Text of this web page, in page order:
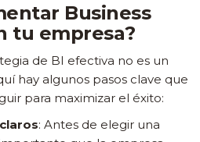
Business
tu empresa?
de BI efectiva no es un
hay algunos pasos clave que
para maximizar el éxito:
: Antes de elegir una